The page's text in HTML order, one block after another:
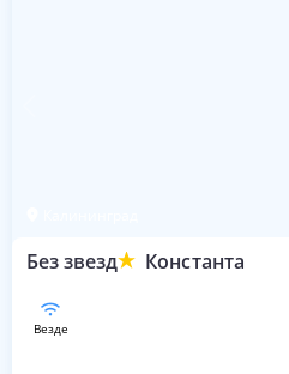
Без звезд Константа
везде